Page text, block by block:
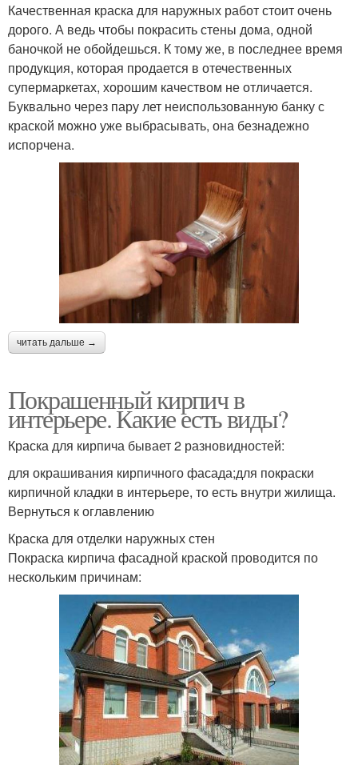
Качественная краска для наружных работ стоит очень
дорого. А ведь чтобы покрасить стены дома, одной
баночкой не обойдешься. К тому же, в последнее время
продукция, которая продается в отечественных
супермаркетах, хорошим качеством не отличается.
Буквально через пару лет неиспользованную банку с
краской можно уже выбрасывать, она безнадежно
испорчена.
читать дальше →
Покрашенный кирпич в
интерьере. Какие есть виды?
Краска для кирпича бывает 2 разновидностей:
для окрашивания кирпичного фасада;для покраски
кирпичной кладки в интерьере, то есть внутри жилища.
Вернуться к оглавлению
Краска для отделки наружных стен
Покраска кирпича фасадной краской проводится по
нескольким причинам: